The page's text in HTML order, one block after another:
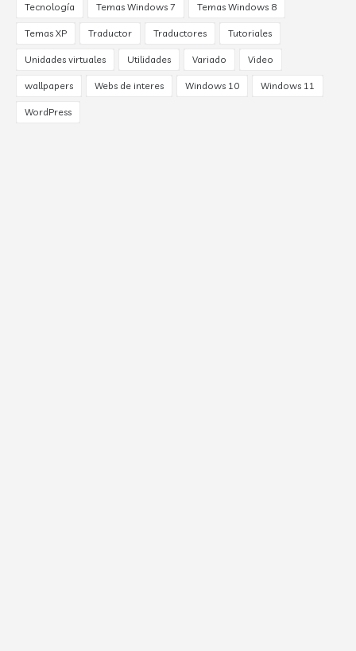
Tecnología Temas Windows 7 Temas Windows 8
Temas XP Traductor Traductores Tutoriales
Unidades virtuales Utilidades Variado Video
wallpapers Webs de interes Windows 10 Windows 11
WordPress